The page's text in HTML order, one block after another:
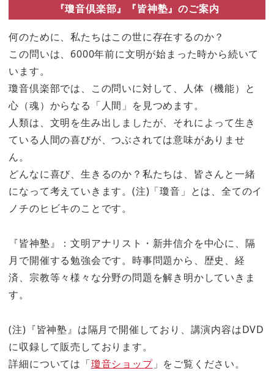
『瓊音倶楽部』『皆神塾』のご案内
何のために、私たちはこの世に存在するのか？
この問いは、6000年前に文明が始まった時から続いて
います。
瓊音倶楽部では、この問いに対して、人体（機能）と
心（魂）からなる「人間」を見つめます。
人類は、文明を生み出しましたが、それによって生き
ている人間の喜びが、つぶされては意味がありませ
ん。
どんなに喜び、生きるのか？私たちは、皆さんと一緒
になって考えていきます。(注)「瓊音」とは、全てのイ
ノチのヒビキのことです。
『皆神塾』：文明アナリスト・新井信介を中心に、隔
月で開催する勉強会です。時事問題から、歴史、経
済、宗教等々様々な分野の問題を解き明かしていきま
す。
(注)『皆神塾』は隔月で開催しており、講演内容はDVD
に収録して販売しております。
詳細については「瓊音ショップ」をご覧ください。